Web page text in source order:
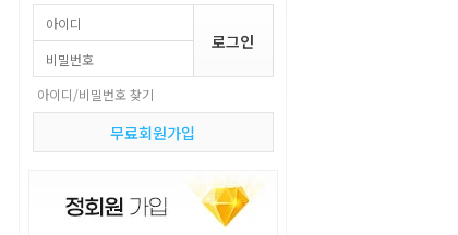
아이디/비밀번호 찾기
무료회원가입